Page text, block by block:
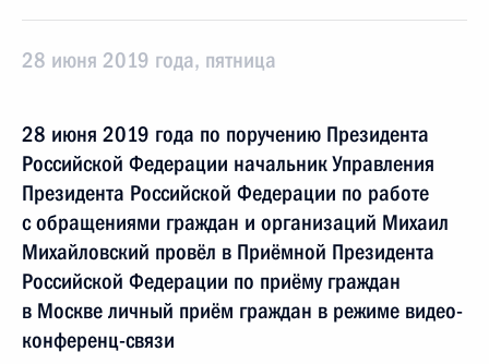
28 июня 2019 года, пятница
28 июня 2019 года по поручению Президента
Российской Федерации начальник Управления
Президента Российской Федерации по работе
с обращениями граждан и организаций Михаил
Михайловский провёл в Приёмной Президента
Российской Федерации по приёму граждан
в Москве личный приём граждан в режиме видео-
конференц-связи